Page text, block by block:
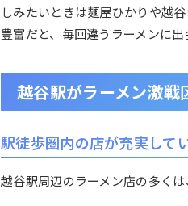
しみたいときは麺屋ひかりや越
豊富だと、毎回違うラーメンに出
越谷駅がラーメン激戦
駅徒歩圏内の店が充実して
越谷駅周辺のラーメン店の多く